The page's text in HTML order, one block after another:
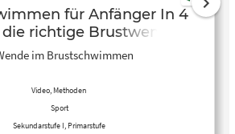
für Anfänger In 4
richtige Brustwende
Franke – YouTube
im Brustschwimmen
Video, Methoden
Sport
Sekundarstufe I, Primarstufe